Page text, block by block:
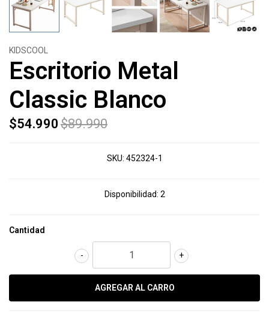
KIDSCOOL
Escritorio Metal
Classic Blanco
$54.990 $89.990
SKU: 452324-1
Disponibilidad: 2
Cantidad
+
-